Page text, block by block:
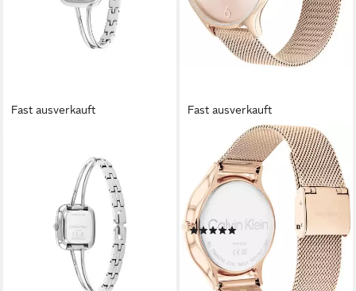
Fast ausverkauft
Quarzuhr CK ADORE
BANGLE 25100131,
Armbanduhr, Damenuhr,
Edelstahlarmband, analog
143,95 € UVP 159,00 €
lieferbar - in 1-2 Werktagen bei dir
Fast ausverkauft
CALVIN KLEIN
Quarzuhr TIMELESS 2H
25200002, Armbanduhr,
Damenuhr, Mineralglas,
Edelstahlarmband
(2)
141,51 € UVP 159,00 €
-11%
lieferbar - in 1-2 Werktagen bei dir